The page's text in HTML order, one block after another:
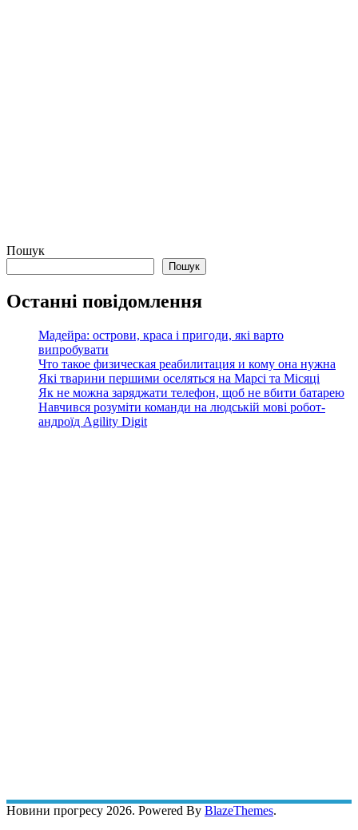
Пошук
Пошук
Останні повідомлення
Мадейра: острови, краса і пригоди, які варто
випробувати
Что такое физическая реабилитация и кому она нужна
Які тварини першими оселяться на Марсі та Місяці
Як не можна заряджати телефон, щоб не вбити батарею
Навчився розуміти команди на людській мові робот-
андроїд Agility Digit
Новини прогресу 2026. Powered By BlazeThemes.